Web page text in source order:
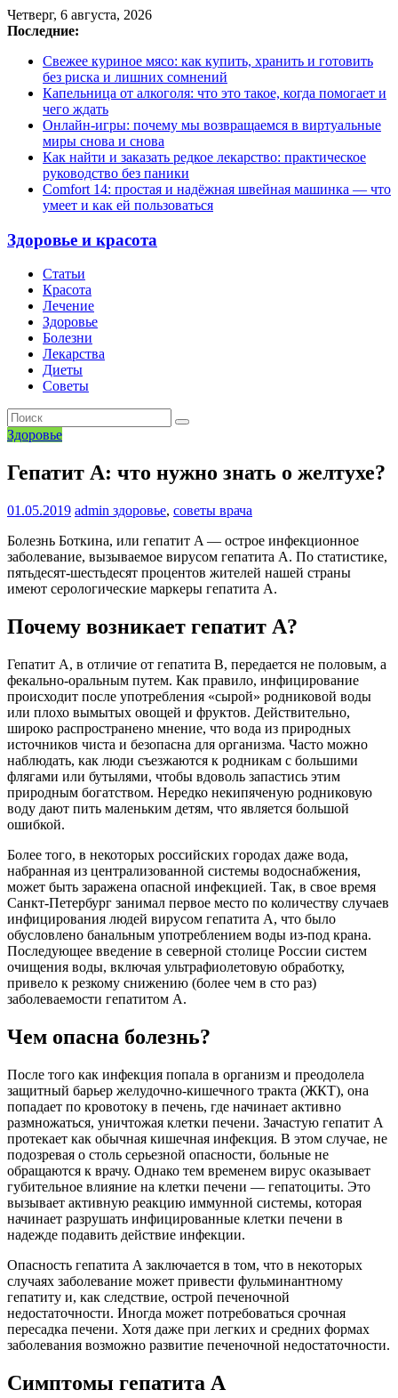
Четверг, 6 августа, 2026
Последние:
Свежее куриное мясо: как купить, хранить и готовить
без риска и лишних сомнений
Капельница от алкоголя: что это такое, когда помогает и
чего ждать
Онлайн-игры: почему мы возвращаемся в виртуальные
миры снова и снова
Как найти и заказать редкое лекарство: практическое
руководство без паники
Comfort 14: простая и надёжная швейная машинка — что
умеет и как ей пользоваться
Здоровье и красота
Статьи
Красота
Лечение
Здоровье
Болезни
Лекарства
Диеты
Советы
Здоровье
Гепатит A: что нужно знать о желтухе?
01.05.2019 admin здоровье, советы врача
Болезнь Боткина, или гепатит A — острое инфекционное
заболевание, вызываемое вирусом гепатита A. По статистике,
пятьдесят-шестьдесят процентов жителей нашей страны
имеют серологические маркеры гепатита A.
Почему возникает гепатит A?
Гепатит A, в отличие от гепатита B, передается не половым, а
фекально-оральным путем. Как правило, инфицирование
происходит после употребления «сырой» родниковой воды
или плохо вымытых овощей и фруктов. Действительно,
широко распространено мнение, что вода из природных
источников чиста и безопасна для организма. Часто можно
наблюдать, как люди съезжаются к родникам с большими
флягами или бутылями, чтобы вдоволь запастись этим
природным богатством. Нередко некипяченую родниковую
воду дают пить маленьким детям, что является большой
ошибкой.
Более того, в некоторых российских городах даже вода,
набранная из централизованной системы водоснабжения,
может быть заражена опасной инфекцией. Так, в свое время
Санкт-Петербург занимал первое место по количеству случаев
инфицирования людей вирусом гепатита A, что было
обусловлено банальным употреблением воды из-под крана.
Последующее введение в северной столице России систем
очищения воды, включая ультрафиолетовую обработку,
привело к резкому снижению (более чем в сто раз)
заболеваемости гепатитом A.
Чем опасна болезнь?
После того как инфекция попала в организм и преодолела
защитный барьер желудочно-кишечного тракта (ЖКТ), она
попадает по кровотоку в печень, где начинает активно
размножаться, уничтожая клетки печени. Зачастую гепатит A
протекает как обычная кишечная инфекция. В этом случае, не
подозревая о столь серьезной опасности, больные не
обращаются к врачу. Однако тем временем вирус оказывает
губительное влияние на клетки печени — гепатоциты. Это
вызывает активную реакцию иммунной системы, которая
начинает разрушать инфицированные клетки печени в
надежде подавить действие инфекции.
Опасность гепатита A заключается в том, что в некоторых
случаях заболевание может привести фульминантному
гепатиту и, как следствие, острой печеночной
недостаточности. Иногда может потребоваться срочная
пересадка печени. Хотя даже при легких и средних формах
заболевания возможно развитие печеночной недостаточности.
Симптомы гепатита A